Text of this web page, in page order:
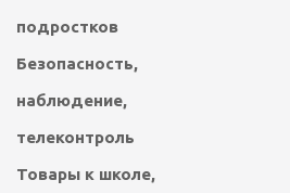
подростков
Безопасность,
наблюдение,
телеконтроль
Товары к школе,